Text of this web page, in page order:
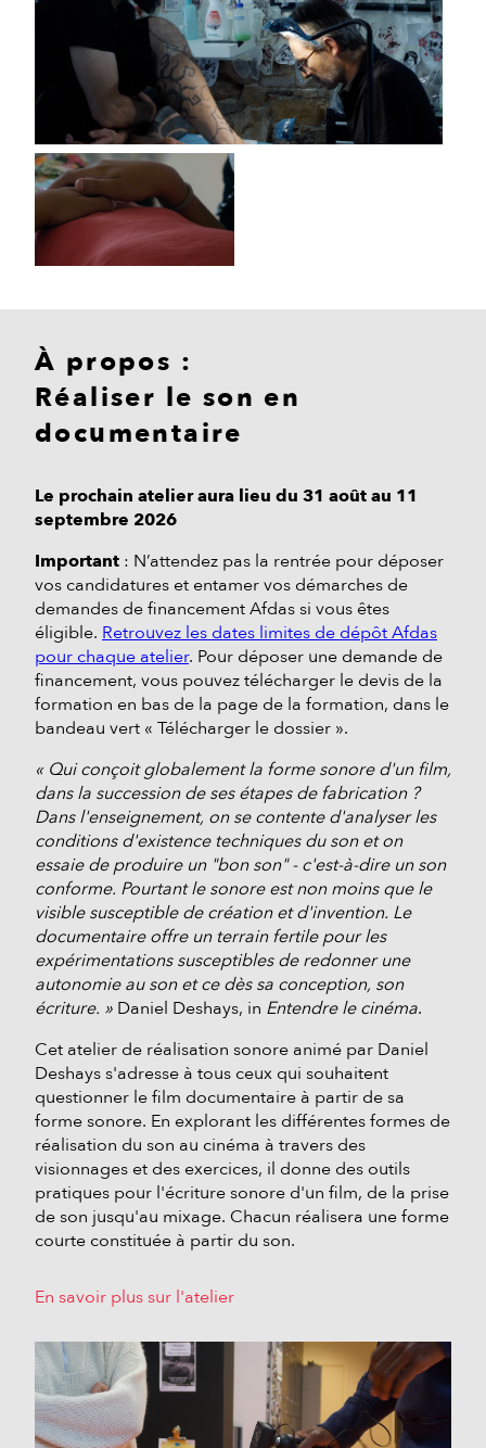
À propos :
Réaliser le son en
documentaire
Le prochain atelier aura lieu du 31 août au 11
septembre 2026
Important : N’attendez pas la rentrée pour déposer
vos candidatures et entamer vos démarches de
demandes de financement Afdas si vous êtes
éligible. Retrouvez les dates limites de dépôt Afdas
pour chaque atelier. Pour déposer une demande de
financement, vous pouvez télécharger le devis de la
formation en bas de la page de la formation, dans le
bandeau vert « Télécharger le dossier ».
« Qui conçoit globalement la forme sonore d'un film,
dans la succession de ses étapes de fabrication ?
Dans l'enseignement, on se contente d'analyser les
conditions d'existence techniques du son et on
essaie de produire un "bon son" - c'est-à-dire un son
conforme. Pourtant le sonore est non moins que le
visible susceptible de création et d'invention. Le
documentaire offre un terrain fertile pour les
expérimentations susceptibles de redonner une
autonomie au son et ce dès sa conception, son
écriture. » Daniel Deshays, in Entendre le cinéma.
Cet atelier de réalisation sonore animé par Daniel
Deshays s'adresse à tous ceux qui souhaitent
questionner le film documentaire à partir de sa
forme sonore. En explorant les différentes formes de
réalisation du son au cinéma à travers des
visionnages et des exercices, il donne des outils
pratiques pour l'écriture sonore d'un film, de la prise
de son jusqu'au mixage. Chacun réalisera une forme
courte constituée à partir du son.
En savoir plus sur l'atelier